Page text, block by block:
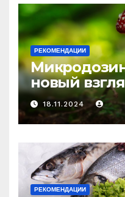
РЕКОМЕНДАЦИИ
новый
18.11.2024
РЕКОМЕНДАЦИИ